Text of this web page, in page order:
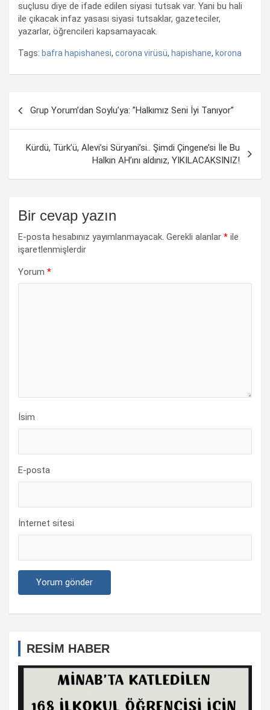
suçlusu diye de ifade edilen siyasi tutsak var. Yani bu hali
ile çıkacak infaz yasası siyasi tutsaklar, gazeteciler,
yazarlar, öğrencileri kapsamayacak.
Tags: bafra hapishanesi, corona virüsü, hapishane, korona
dolaşımı
Grup Yorum’dan Soylu’ya: ”Halkımız Seni İyi Tanıyor”
Kürdü, Türk’ü, Alevi’si Süryani’si.. Şimdi Çingene’si İle Bu
Halkın AH’ını aldınız, YIKILACAKSINIZ!
Bir cevap yazın
E-posta hesabınız yayımlanmayacak. Gerekli alanlar * ile
işaretlenmişlerdir
Yorum *
İsim
E-posta
İnternet sitesi
RESİM HABER